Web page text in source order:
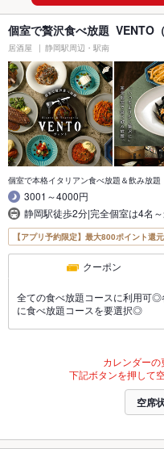
個室で贅沢食べ放題 VENTO
居酒屋 静岡駅周辺・駅南
個室で本格イタリアン食べ放題＆飲み放題
3001～4000円
静岡駅徒歩2分|完全個室は4名
【アプリ予約限定】最大800ポイント還
クーポン
全ての食べ放題コースに利用可
に食べ放題コースを要選択◎
カレンダーの
下記ボタンを押して
空席